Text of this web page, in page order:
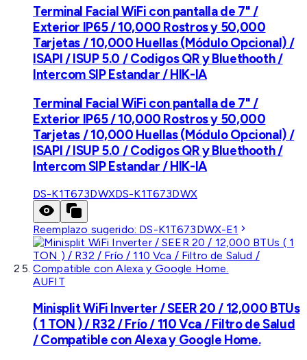
Terminal Facial WiFi con pantalla de 7" /
Exterior IP65 / 10,000 Rostros y 50,000
Tarjetas / 10,000 Huellas (Módulo Opcional) /
ISAPI / ISUP 5.0 / Codigos QR y Bluethooth /
Intercom SIP Estandar / HIK-IA
Terminal Facial WiFi con pantalla de 7" /
Exterior IP65 / 10,000 Rostros y 50,000
Tarjetas / 10,000 Huellas (Módulo Opcional) /
ISAPI / ISUP 5.0 / Codigos QR y Bluethooth /
Intercom SIP Estandar / HIK-IA
DS-K1T673DWXDS-K1T673DWX
Reemplazo sugerido: DS-K1T673DWX-E1
AUFIT
Minisplit WiFi Inverter / SEER 20 / 12,000 BTUs
( 1 TON ) / R32 / Frío / 110 Vca / Filtro de Salud
/ Compatible con Alexa y Google Home.